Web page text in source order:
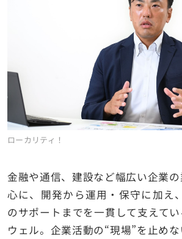
ローカリティ！
金融や通信、建設など幅広い企業
心に、開発から運用・保守に加え
のサポートまでを一貫して支えて
ウェル。企業活動の“現場”を止め